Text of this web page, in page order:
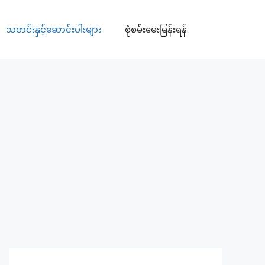
သတင်းနှင့်ဆောင်းပါးများ စုံစမ်းမေးမြန်းရန်